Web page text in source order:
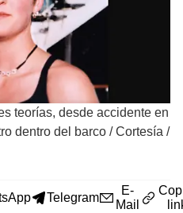
teorías, desde accidente en
dentro del barco /Cortesía /
Telegram
E-
Mail